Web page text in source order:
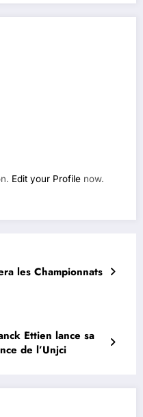
Edit your Profile now.
les Championnats
Ettien lance sa
de l’Unjci